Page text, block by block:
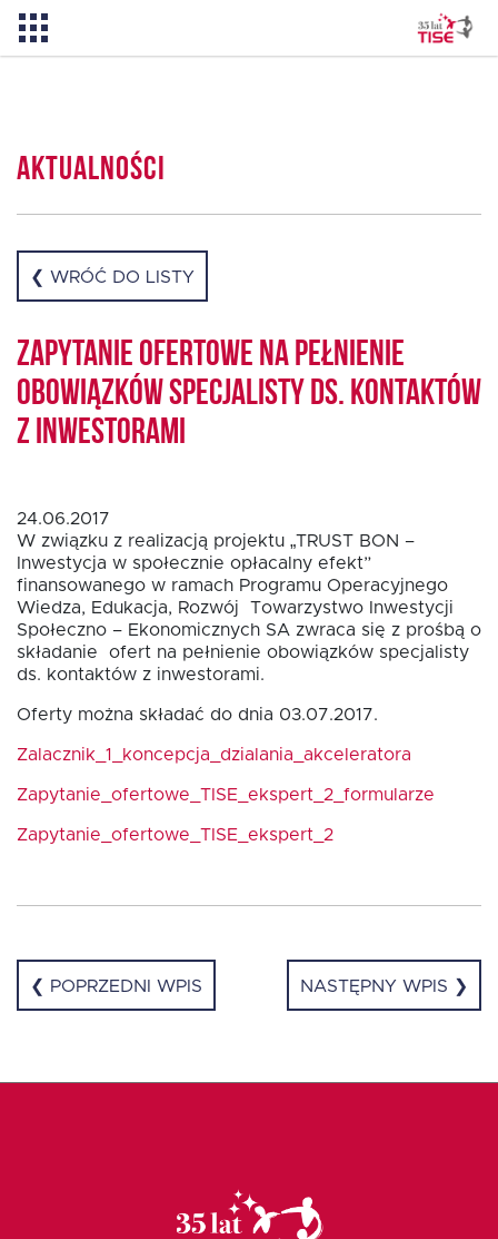
Dlaczego TISE?
Pożyczka rozwojowa TISE – NOWOŚĆ!
Oferta dla MSP
Fundusz FKIS
Rodo
Dokumenty
Rekrutujemy
Aktualności
❮ WRÓĆ DO LISTY
Zapytanie ofertowe na pełnienie
obowiązków specjalisty ds. kontaktów
z inwestorami
24.06.2017
W związku z realizacją projektu „TRUST BON –
Inwestycja w społecznie opłacalny efekt”
finansowanego w ramach Programu Operacyjnego
Wiedza, Edukacja, Rozwój Towarzystwo Inwestycji
Społeczno – Ekonomicznych SA zwraca się z prośbą o
składanie ofert na pełnienie obowiązków specjalisty
ds. kontaktów z inwestorami.
Oferty można składać do dnia 03.07.2017.
Zalacznik_1_koncepcja_dzialania_akceleratora
Zapytanie_ofertowe_TISE_ekspert_2_formularze
Zapytanie_ofertowe_TISE_ekspert_2
❮ POPRZEDNI WPIS NASTĘPNY WPIS ❯